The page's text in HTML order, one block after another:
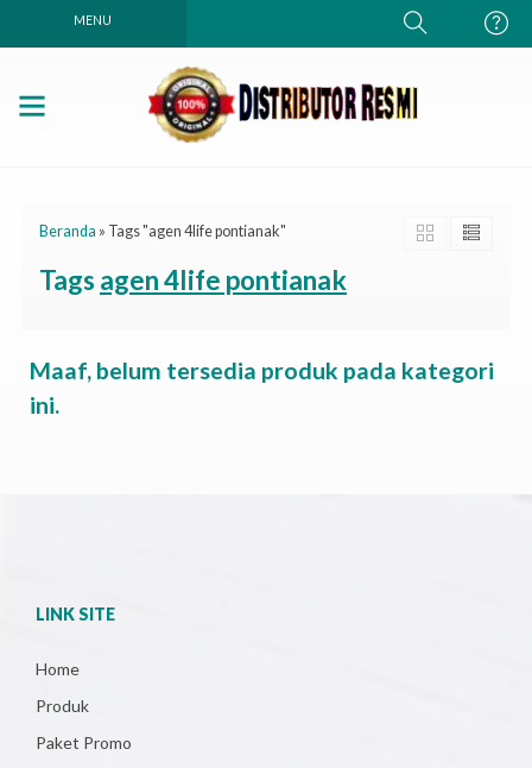
MENU
Beranda » Tags "agen 4life pontianak"
Tags agen 4life pontianak
Maaf, belum tersedia produk pada kategori
ini.
LINK SITE
Home
Produk
Paket Promo